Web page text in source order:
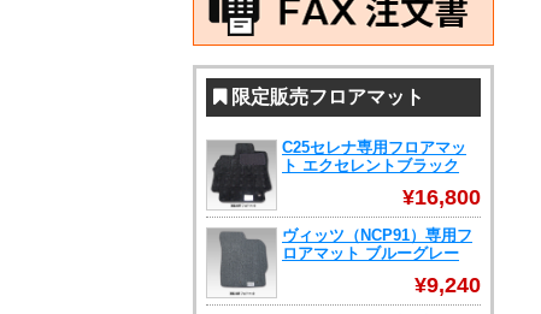
限定販売フロアマット
C25セレナ専用フロアマッ
ト エクセレントブラック
¥16,800
ヴィッツ（NCP91）専用フ
ロアマット ブルーグレー
¥9,240